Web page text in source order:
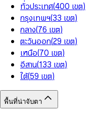
ทั่วประเทศ(400 เขต)
กรุงเทพฯ(33 เขต)
กลาง(76 เขต)
ตะวันออก(29 เขต)
เหนือ(70 เขต)
อีสาน(133 เขต)
ใต้(59 เขต)
พื้นที่น่าจับตา